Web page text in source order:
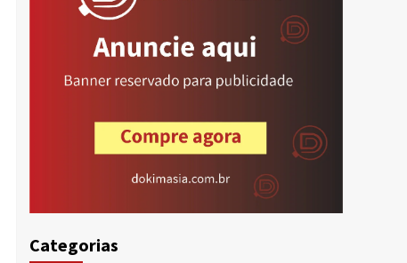
Categorias